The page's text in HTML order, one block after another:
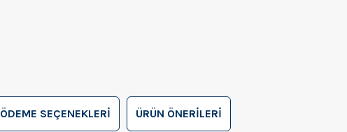
ÖDEME SEÇENEKLERI ÜRÜN ÖNERILERI